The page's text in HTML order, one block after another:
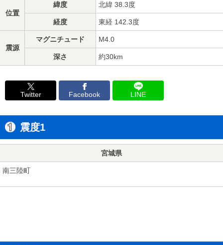
位置
緯度 北緯 38.3度
経度 東経 142.3度
震源
マグニチュード M4.0
深さ 約30km
Twitter Facebook LINE
震度1
宮城県
南三陸町